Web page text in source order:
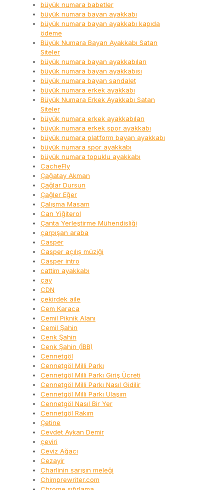
büyük numara babetler
büyük numara bayan ayakkabı
büyük numara bayan ayakkabı kapıda
ödeme
Büyük Numara Bayan Ayakkabı Satan
Siteler
büyük numara bayan ayakkabıları
büyük numara bayan ayakkabısı
büyük numara bayan sandalet
büyük numara erkek ayakkabı
Büyük Numara Erkek Ayakkabı Satan
Siteler
büyük numara erkek ayakkabıları
büyük numara erkek spor ayakkabı
büyük numara platform bayan ayakkabı
büyük numara spor ayakkabı
büyük numara topuklu ayakkabı
CacheFly
Çağatay Akman
Çağlar Dursun
Çağler Eğer
Çalışma Masam
Can Yiğiterol
Çanta Yerleştirme Mühendisliği
çarpışan araba
Casper
Casper açılış müziği
Casper intro
cattim ayakkabı
çay
CDN
çekirdek aile
Cem Karaca
Cemil Piknik Alanı
Cemil Şahin
Cenk Şahin
Cenk Şahin (İBB)
Cennetgöl
Cennetgöl Milli Parkı
Cennetgöl Milli Parkı Giriş Ücreti
Cennetgöl Milli Parkı Nasıl Gidilir
Cennetgöl Milli Parkı Ulaşım
Cennetgöl Nasıl Bir Yer
Cennetgöl Rakım
Çetine
Cevdet Aykan Demir
çeviri
Ceviz Ağacı
Cezayir
Charlinin sarışın meleği
Chimprewriter.com